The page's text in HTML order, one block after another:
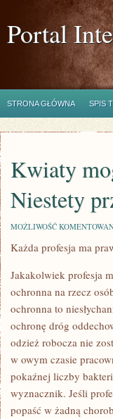
Portal
STRONA GŁÓWNA SPIS
Kwiaty
Niestety
MOŻLIWOŚĆ
Każda profesja ma
Jakakolwiek profesja
ochronna na rzecz
ochronna to
ochronę dróg
odzież robocza nie
w owym czasie
pokaźnej liczby
wyznacznik. Jeśli
popaść w żadną